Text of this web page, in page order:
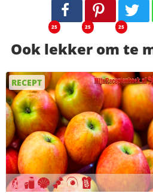
25 25 25
Ook lekker om te
RECEPT